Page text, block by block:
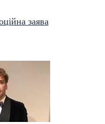
заява